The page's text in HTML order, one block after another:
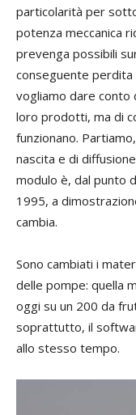
particolarità per
potenza meccanica
prevenga possibili
conseguente perdita
vogliamo dare conto
loro prodotti, ma di
funzionano.
nascita e di
modulo è, dal punto
1995, a
cambia.
Sono cambiati i
delle pompe: quella
oggi su un 200 da
soprattutto, il
allo stesso tempo.